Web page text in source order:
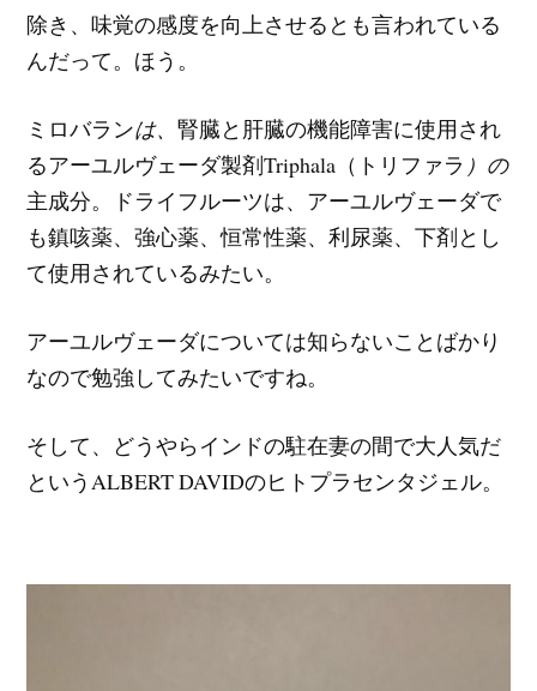
除き、味覚の感度を向上させるとも言われている
んだって。ほう。
ミロバランは、腎臓と肝臓の機能障害に使用され
るアーユルヴェーダ製剤Triphala（トリファラ ）の
主成分。ドライフルーツは、アーユルヴェーダで
も鎮咳薬、強心薬、恒常性薬、利尿薬、下剤とし
て使用されているみたい。
アーユルヴェーダについては知らないことばかり
なので勉強してみたいですね。
そして、どうやらインドの駐在妻の間で大人気だ
というALBERT DAVIDのヒトプラセンタジェル。